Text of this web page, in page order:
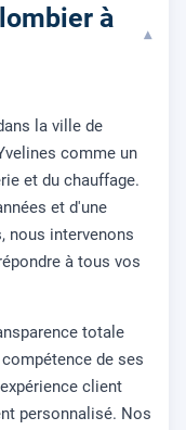
à
▾
la ville de
comme un
et du chauffage.
et d'une
nous intervenons
à tous vos
totale
de ses
client
personnalisé. Nos